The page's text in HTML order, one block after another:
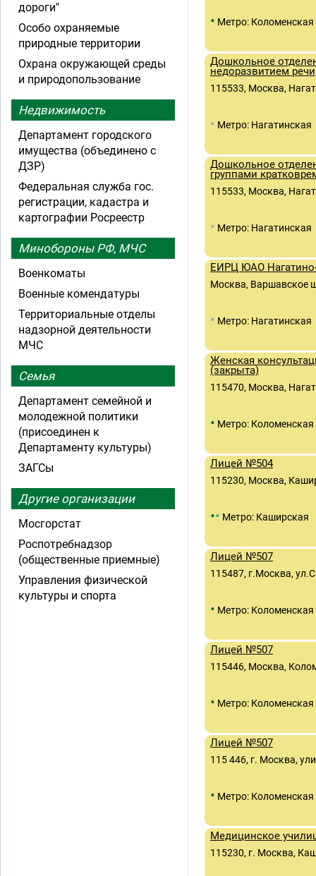
• Метро: Коломенская
Дошкольное
недоразвитием
115533, Москва,
• Метро: Нагатинская
Дошкольное
группами
115533, Москва,
• Метро: Нагатинская
ЕИРЦ ЮАО
Москва, Варшавское
• Метро: Нагатинская
Женская
(закрыта)
115470, Москва,
• Метро: Коломенская
Лицей №504
115230, Москва,
•• Метро: Каширская
Лицей №507
115487, г.Москва,
• Метро: Коломенская
Лицей №507
115446, Москва,
• Метро: Коломенская
Лицей №507
115 446, г. Москва,
• Метро: Коломенская
Медицинское
115230, г. Москва,
дороги"
Особо охраняемые
природные территории
Охрана окружающей среды
и природопользование
Недвижимость
Департамент городского
имущества (объединено с
ДЗР)
Федеральная служба гос.
регистрации, кадастра и
картографии Росреестр
Минобороны РФ, МЧС
Военкоматы
Военные комендатуры
Территориальные отделы
надзорной деятельности
МЧС
Семья
Департамент семейной и
молодежной политики
(присоединен к
Департаменту культуры)
ЗАГСы
Другие организации
Мосгорстат
Роспотребнадзор
(общественные приемные)
Управления физической
культуры и спорта